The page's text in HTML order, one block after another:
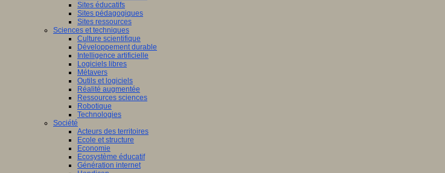
Sites éducatifs
Sites pédagogiques
Sites ressources
Sciences et techniques
Culture scientifique
Développement durable
Intelligence artificielle
Logiciels libres
Métavers
Outils et logiciels
Réalité augmentée
Ressources sciences
Robotique
Technologies
Société
Acteurs des territoires
Ecole et structure
Economie
Ecosystème éducatif
Génération internet